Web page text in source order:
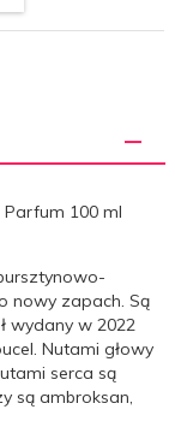
100 ml
nowy zapach. Są
wydany w 2022
Nutami głowy
serca są
są ambroksan,